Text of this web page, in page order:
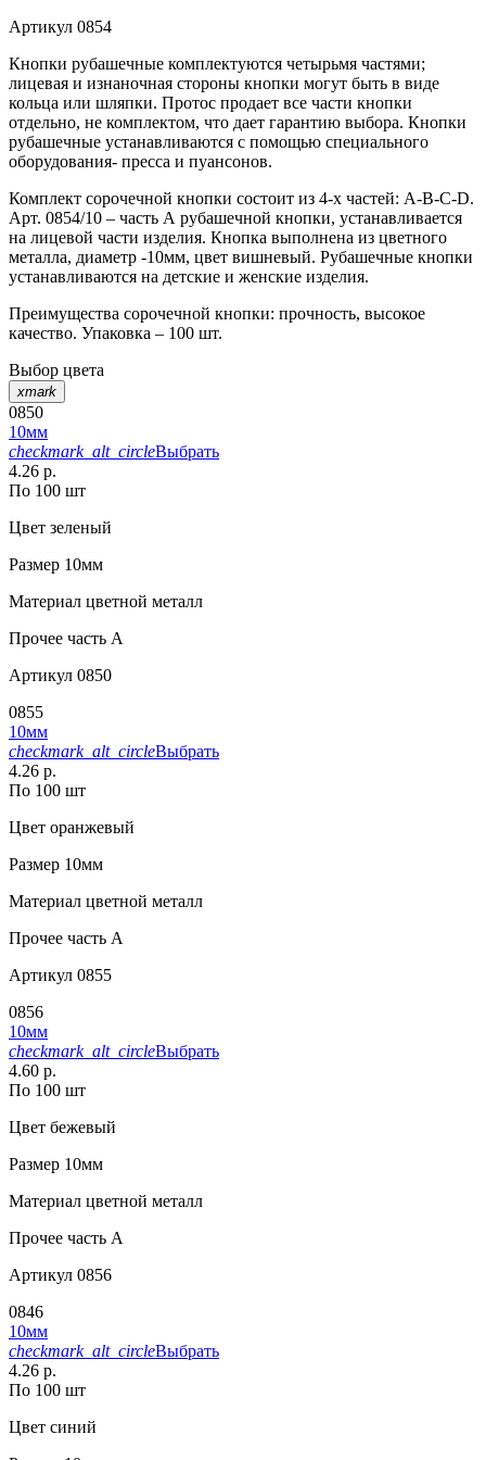
Артикул 0854
Кнопки рубашечные комплектуются четырьмя частями;
лицевая и изнаночная стороны кнопки могут быть в виде
кольца или шляпки. Протос продает все части кнопки
отдельно, не комплектом, что дает гарантию выбора. Кнопки
рубашечные устанавливаются с помощью специального
оборудования- пресса и пуансонов.
Комплект сорочечной кнопки состоит из 4-х частей: А-В-С-D.
Арт. 0854/10 – часть А рубашечной кнопки, устанавливается
на лицевой части изделия. Кнопка выполнена из цветного
металла, диаметр -10мм, цвет вишневый. Рубашечные кнопки
устанавливаются на детские и женские изделия.
Преимущества сорочечной кнопки: прочность, высокое
качество. Упаковка – 100 шт.
Выбор цвета
xmark
0850
10мм
checkmark_alt_circleВыбрать
4.26 р.
По 100 шт
Цвет зеленый
Размер 10мм
Материал цветной металл
Прочее часть A
Артикул 0850
0855
10мм
checkmark_alt_circleВыбрать
4.26 р.
По 100 шт
Цвет оранжевый
Размер 10мм
Материал цветной металл
Прочее часть A
Артикул 0855
0856
10мм
checkmark_alt_circleВыбрать
4.60 р.
По 100 шт
Цвет бежевый
Размер 10мм
Материал цветной металл
Прочее часть A
Артикул 0856
0846
10мм
checkmark_alt_circleВыбрать
4.26 р.
По 100 шт
Цвет синий